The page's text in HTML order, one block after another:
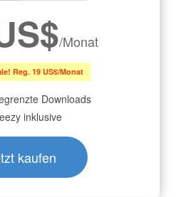
/Monat
Reg. 19 US$/Monat
Downloads
inklusive
kaufen